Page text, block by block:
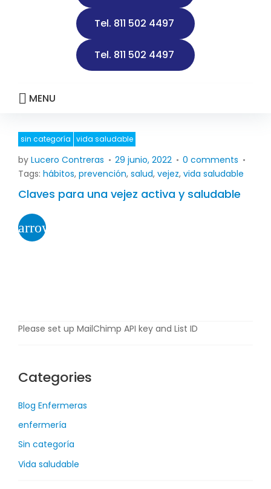
a
MENU
Tel. 811 502 4497
Tel. 811 502 4497
M
e
s
:
u
n
2
2
sin categoría vida saludable
by Lucero Contreras 29 junio, 2022
0 comments
Tags: hábitos, prevención, salud, vejez, vida saludable
Claves para una vejez activa y saludable
arrow_forward
Please set up MailChimp API key and List ID
Categories
Blog Enfermeras
enfermería
Sin categoría
Vida saludable